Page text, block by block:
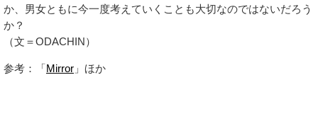
か、男女ともに今一度考えていくことも大切なのではないだろう
か？
（文＝ODACHIN）
参考：「Mirror 」ほか